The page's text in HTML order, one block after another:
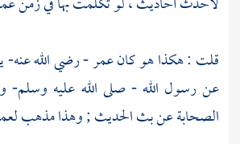
قلت : هكذا هو كانعمر- رضي الله عنه-
عن رسول الله - صلى الله عليه
الصحابة عن بث الحديث ; وهذا مذهب